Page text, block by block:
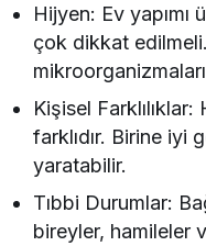
Hijyen: Ev yapımı
çok dikkat
Kişisel
farklıdır. Birine iyi
yaratabilir.
Tıbbi Durumlar:
bireyler, hamileler